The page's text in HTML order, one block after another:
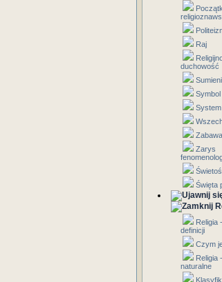
Raj
duchowość
Symbol
Zarys
Święta
Religia
definicji
Czym
Religia
naturalne